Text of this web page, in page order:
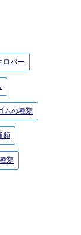
ロバー
ムの種類
類
類